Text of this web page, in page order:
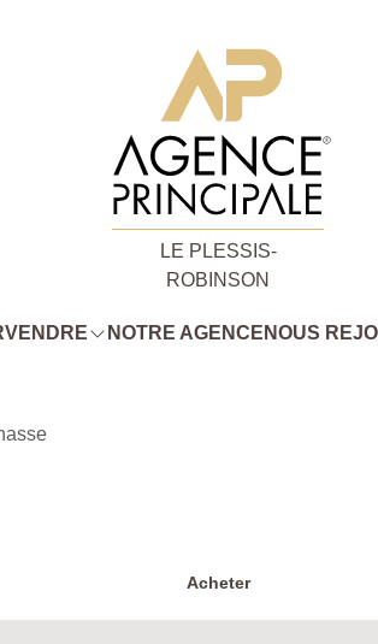
LE PLESSIS-
ROBINSON
VENDRE NOTRE AGENCE NOUS
Acheter